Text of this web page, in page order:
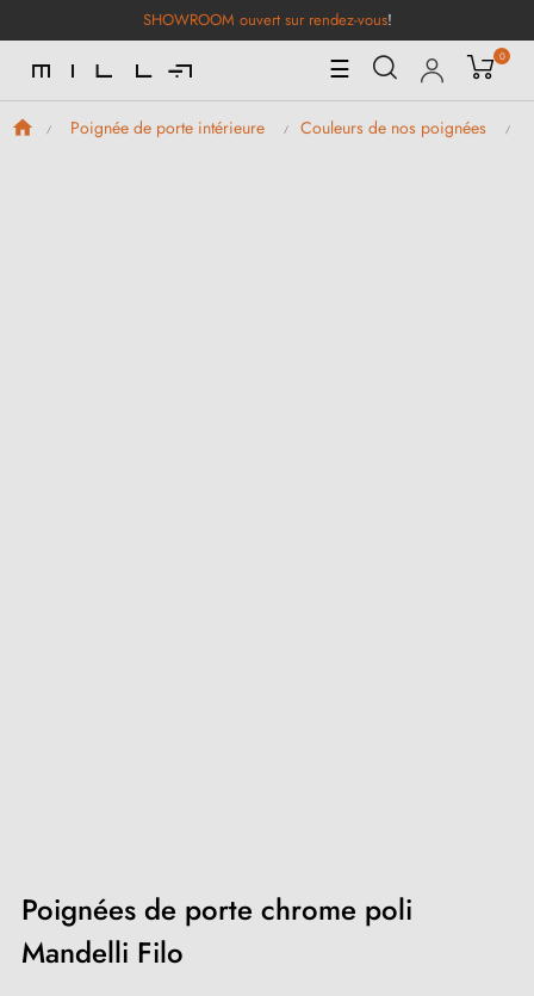
SHOWROOM ouvert sur rendez-vous!
Basculer
la
navigation
☰ 0
Poignée de porte intérieure Couleurs de nos poignées
Poignées de porte chrome poli
Mandelli Filo